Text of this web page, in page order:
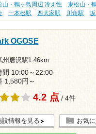
山・鶴ヶ島周辺 冷え性
東松山・
一本松駅 西大家駅 川角駅
OGOSE
州唐沢駅1.46km
間 10:00～22:00
1,580円～
4.2 点 / 4件
設情報を見る お気